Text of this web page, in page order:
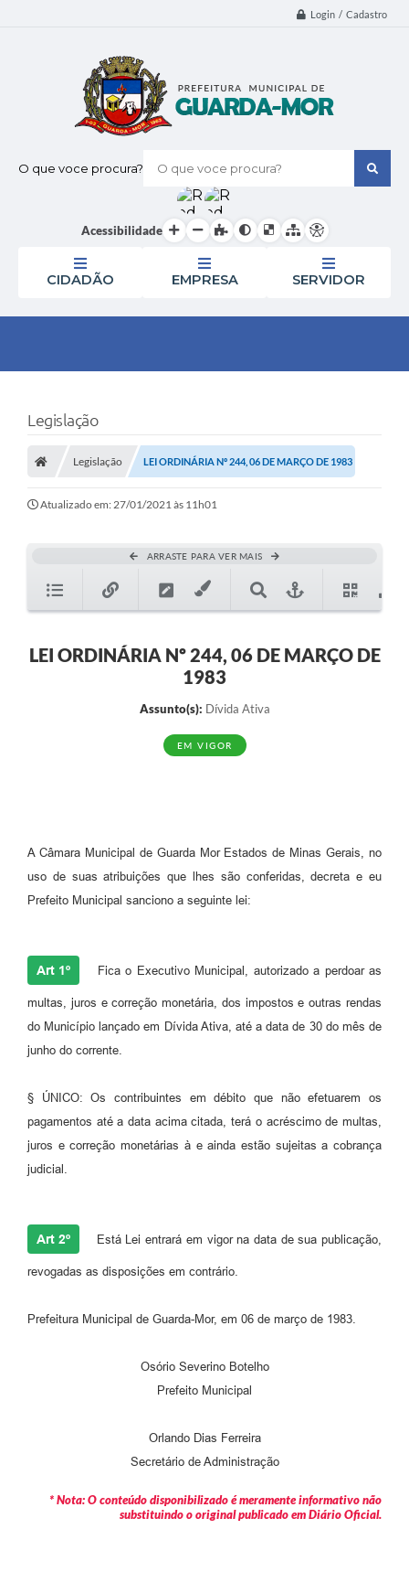
Login / Cadastro
O que voce procura?
Acessibilidade
CIDADÃO EMPRESA SERVIDOR
Legislação
Legislação LEI ORDINÁRIA Nº 244, 06 DE MARÇO DE 1983
Atualizado em: 27/01/2021 às 11h01
ARRASTE PARA VER MAIS
LEI ORDINÁRIA Nº 244, 06 DE MARÇO DE
1983
Assunto(s): Dívida Ativa
EM VIGOR
A Câmara Municipal de Guarda Mor Estados de Minas Gerais, no
uso de suas atribuições que lhes são conferidas, decreta e eu
Prefeito Municipal sanciono a seguinte lei:
Art 1º Fica o Executivo Municipal, autorizado a perdoar as
multas, juros e correção monetária, dos impostos e outras rendas
do Município lançado em Dívida Ativa, até a data de 30 do mês de
junho do corrente.
§ ÚNICO: Os contribuintes em débito que não efetuarem os
pagamentos até a data acima citada, terá o acréscimo de multas,
juros e correção monetárias à e ainda estão sujeitas a cobrança
judicial.
Art 2º Está Lei entrará em vigor na data de sua publicação,
revogadas as disposições em contrário.
Prefeitura Municipal de Guarda-Mor, em 06 de março de 1983.
Osório Severino Botelho
Prefeito Municipal
Orlando Dias Ferreira
Secretário de Administração
* Nota: O conteúdo disponibilizado é meramente informativo não
substituindo o original publicado em Diário Oficial.